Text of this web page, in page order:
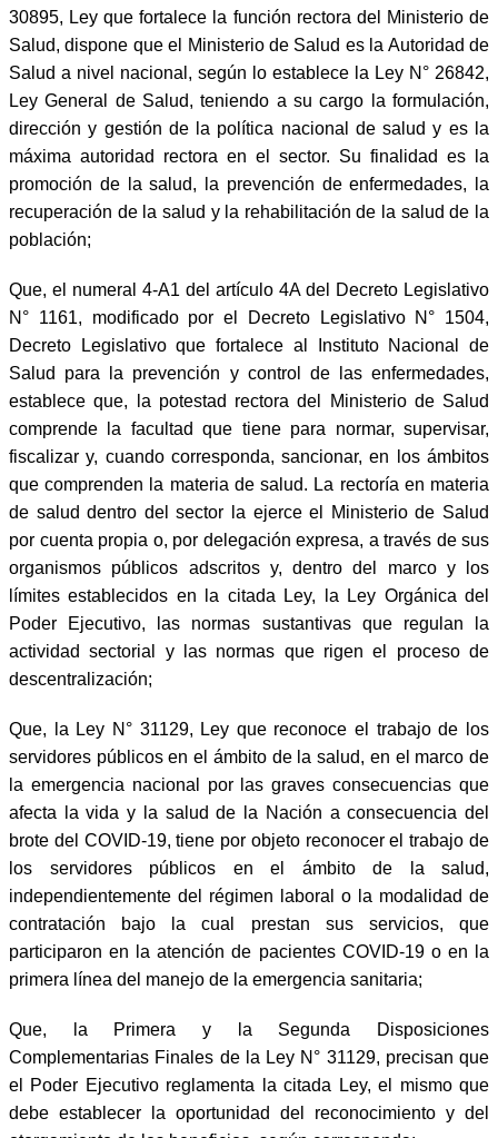
30895, Ley que fortalece la función rectora del Ministerio de
Salud, dispone que el Ministerio de Salud es la Autoridad de
Salud a nivel nacional, según lo establece la Ley N° 26842,
Ley General de Salud, teniendo a su cargo la formulación,
dirección y gestión de la política nacional de salud y es la
máxima autoridad rectora en el sector. Su finalidad es la
promoción de la salud, la prevención de enfermedades, la
recuperación de la salud y la rehabilitación de la salud de la
población;
Que, el numeral 4-A1 del artículo 4A del Decreto Legislativo
N° 1161, modificado por el Decreto Legislativo N° 1504,
Decreto Legislativo que fortalece al Instituto Nacional de
Salud para la prevención y control de las enfermedades,
establece que, la potestad rectora del Ministerio de Salud
comprende la facultad que tiene para normar, supervisar,
fiscalizar y, cuando corresponda, sancionar, en los ámbitos
que comprenden la materia de salud. La rectoría en materia
de salud dentro del sector la ejerce el Ministerio de Salud
por cuenta propia o, por delegación expresa, a través de sus
organismos públicos adscritos y, dentro del marco y los
límites establecidos en la citada Ley, la Ley Orgánica del
Poder Ejecutivo, las normas sustantivas que regulan la
actividad sectorial y las normas que rigen el proceso de
descentralización;
Que, la Ley N° 31129, Ley que reconoce el trabajo de los
servidores públicos en el ámbito de la salud, en el marco de
la emergencia nacional por las graves consecuencias que
afecta la vida y la salud de la Nación a consecuencia del
brote del COVID-19, tiene por objeto reconocer el trabajo de
los servidores públicos en el ámbito de la salud,
independientemente del régimen laboral o la modalidad de
contratación bajo la cual prestan sus servicios, que
participaron en la atención de pacientes COVID-19 o en la
primera línea del manejo de la emergencia sanitaria;
Que, la Primera y la Segunda Disposiciones
Complementarias Finales de la Ley N° 31129, precisan que
el Poder Ejecutivo reglamenta la citada Ley, el mismo que
debe establecer la oportunidad del reconocimiento y del